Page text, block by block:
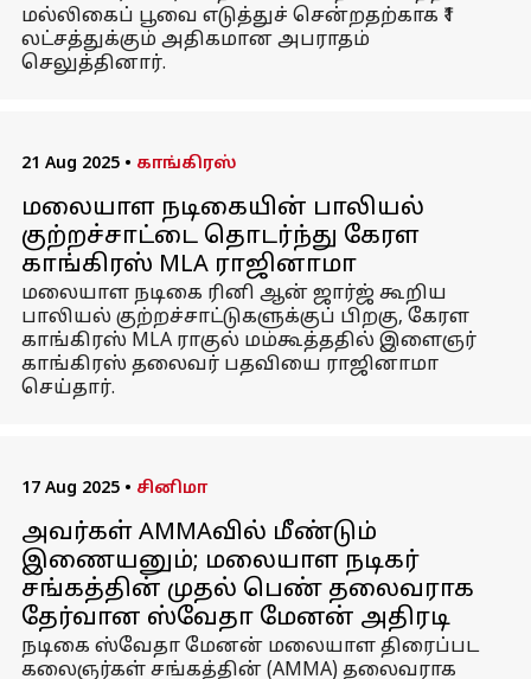
மல்லிகைப் பூவை எடுத்துச் சென்றதற்காக ₹1
லட்சத்துக்கும் அதிகமான அபராதம்
செலுத்தினார்.
21 Aug 2025 • காங்கிரஸ்
மலையாள நடிகையின் பாலியல்
குற்றச்சாட்டை தொடர்ந்து கேரள
காங்கிரஸ் MLA ராஜினாமா
மலையாள நடிகை ரினி ஆன் ஜார்ஜ் கூறிய
பாலியல் குற்றச்சாட்டுகளுக்குப் பிறகு, கேரள
காங்கிரஸ் MLA ராகுல் மம்கூத்ததில் இளைஞர்
காங்கிரஸ் தலைவர் பதவியை ராஜினாமா
செய்தார்.
17 Aug 2025 • சினிமா
அவர்கள் AMMAவில் மீண்டும்
இணையனும்; மலையாள நடிகர்
சங்கத்தின் முதல் பெண் தலைவராக
தேர்வான ஸ்வேதா மேனன் அதிரடி
நடிகை ஸ்வேதா மேனன் மலையாள திரைப்பட
கலைஞர்கள் சங்கத்தின் (AMMA) தலைவராக